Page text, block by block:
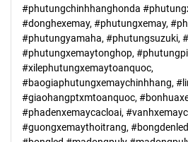
#phutungchinhhanghonda
#donghexemay, #phutungxemay,
#phutungyamaha, #phutungsuzuki,
#phutungxemaytonghop,
#xilephutungxemaytoanquoc,
#baogiaphutungxemaychinhhang,
#giaohangptxmtoanquoc,
#phadenxemaycacloai,
#guongxemaythoitrang,